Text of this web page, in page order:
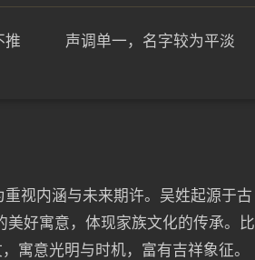
推
声调单一，名字较为平淡
视内涵与未来期许。吴姓起源于古
好寓意，体现家族文化的传承。比
寓意光明与时机，富有吉祥象征。